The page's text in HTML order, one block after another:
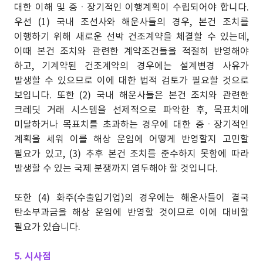
대한 이해 및 중ㆍ장기적인 이행계획이 수립되어야 합니다.
우선 (1) 국내 조선사와 해운사들의 경우, 본건 조치를
이행하기 위해 새로운 선박 건조계약을 체결할 수 있는데,
이때 본건 조치와 관련한 계약조건들을 적절히 반영해야
하고, 기계약된 건조계약의 경우에는 설계변경 사유가
발생할 수 있으므로 이에 대한 법적 검토가 필요할 것으로
보입니다. 또한 (2) 국내 해운사들은 본건 조치와 관련한
크레딧 거래 시스템을 선제적으로 파악한 후, 목표치에
미달하거나 목표치를 초과하는 경우에 대한 중ㆍ장기적인
계획을 세워 이를 해상 운임에 어떻게 반영할지 고민할
필요가 있고, (3) 추후 본건 조치를 준수하지 못함에 따라
발생할 수 있는 국제 분쟁까지 염두해야 할 것입니다.
또한 (4) 화주(수출입기업)의 경우에는 해운사들이 결국
탄소부과금을 해상 운임에 반영할 것이므로 이에 대비할
필요가 있습니다.
5. 시사점